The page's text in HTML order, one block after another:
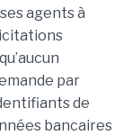
agents à
par
de
bancaires